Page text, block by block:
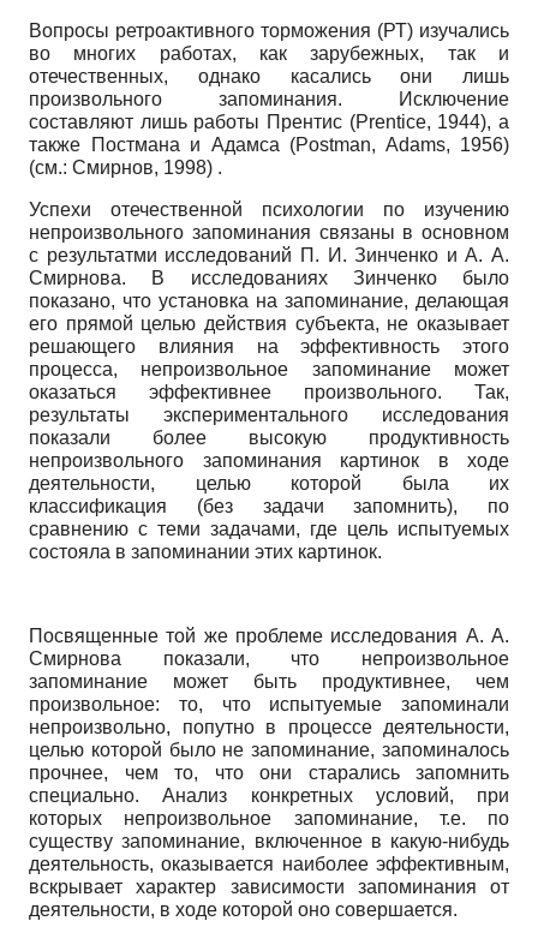
Вопросы ретроактивного торможения (РТ) изучались
во многих работах, как зарубежных, так и
отечественных, однако касались они лишь
произвольного запоминания. Исключение
составляют лишь работы Прентис (Prentice, 1944), а
также Постмана и Адамса (Postman, Adams, 1956)
(см.: Смирнов, 1998) .
Успехи отечественной психологии по изучению
непроизвольного запоминания связаны в основном
с результатми исследований П. И. Зинченко и А. А.
Смирнова. В исследованиях Зинченко было
показано, что установка на запоминание, делающая
его прямой целью действия субъекта, не оказывает
решающего влияния на эффективность этого
процесса, непроизвольное запоминание может
оказаться эффективнее произвольного. Так,
результаты экспериментального исследования
показали более высокую продуктивность
непроизвольного запоминания картинок в ходе
деятельности, целью которой была их
классификация (без задачи запомнить), по
сравнению с теми задачами, где цель испытуемых
состояла в запоминании этих картинок.
Посвященные той же проблеме исследования А. А.
Смирнова показали, что непроизвольное
запоминание может быть продуктивнее, чем
произвольное: то, что испытуемые запоминали
непроизвольно, попутно в процессе деятельности,
целью которой было не запоминание, запоминалось
прочнее, чем то, что они старались запомнить
специально. Анализ конкретных условий, при
которых непроизвольное запоминание, т.е. по
существу запоминание, включенное в какую-нибудь
деятельность, оказывается наиболее эффективным,
вскрывает характер зависимости запоминания от
деятельности, в ходе которой оно совершается.